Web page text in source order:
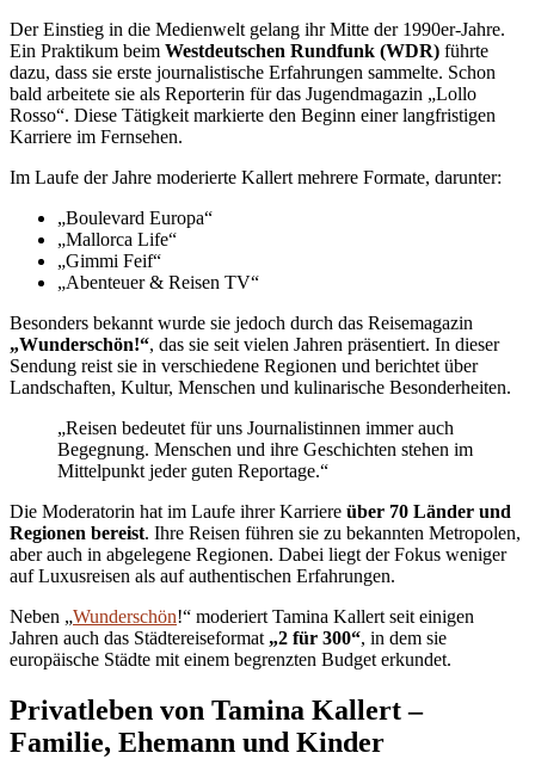
Der Einstieg in die Medienwelt gelang ihr Mitte der 1990er-Jahre.
Ein Praktikum beim Westdeutschen Rundfunk (WDR) führte
dazu, dass sie erste journalistische Erfahrungen sammelte. Schon
bald arbeitete sie als Reporterin für das Jugendmagazin „Lollo
Rosso“. Diese Tätigkeit markierte den Beginn einer langfristigen
Karriere im Fernsehen.
Im Laufe der Jahre moderierte Kallert mehrere Formate, darunter:
„Boulevard Europa“
„Mallorca Life“
„Gimmi Feif“
„Abenteuer & Reisen TV“
Besonders bekannt wurde sie jedoch durch das Reisemagazin
„Wunderschön!“, das sie seit vielen Jahren präsentiert. In dieser
Sendung reist sie in verschiedene Regionen und berichtet über
Landschaften, Kultur, Menschen und kulinarische Besonderheiten.
„Reisen bedeutet für uns Journalistinnen immer auch
Begegnung. Menschen und ihre Geschichten stehen im
Mittelpunkt jeder guten Reportage.“
Die Moderatorin hat im Laufe ihrer Karriere über 70 Länder und
Regionen bereist. Ihre Reisen führen sie zu bekannten Metropolen,
aber auch in abgelegene Regionen. Dabei liegt der Fokus weniger
auf Luxusreisen als auf authentischen Erfahrungen.
Neben „Wunderschön!“ moderiert Tamina Kallert seit einigen
Jahren auch das Städtereiseformat „2 für 300“, in dem sie
europäische Städte mit einem begrenzten Budget erkundet.
Privatleben von Tamina Kallert –
Familie, Ehemann und Kinder